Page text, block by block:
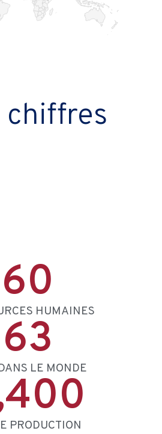
chiffres
60
HUMAINES
63
LE MONDE
PRODUCTION